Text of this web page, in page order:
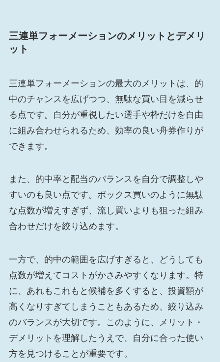
三連単フォーメーションのメリットとデメリ
ット
三連単フォーメーションの最大のメリットは、的
中のチャンスを広げつつ、無駄な買い目を減らせ
る点です。自分が重視したい選手や枠だけを自由
に組み合わせられるため、効率の良い舟券作りが
できます。
また、的中率と配当のバランスを自分で調整しや
すいのも良い点です。ボックス買いのように無駄
な点数が増えすぎず、流し買いよりも狙った組み
合わせだけを絞り込めます。
一方で、的中の範囲を広げすぎると、どうしても
点数が増えてコストがかさみやすくなります。特
に、あれもこれもと候補を多くすると、投資額が
高くなりすぎてしまうこともあるため、絞り込み
のバランスが大切です。このように、メリット・
デメリットを理解したうえで、自分に合った使い
方を見つけることが重要です。